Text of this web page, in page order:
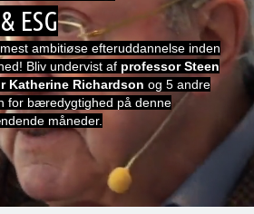
ESG
ambitiøse efteruddannelse inden
Bliv undervist af professor Steen
Katherine Richardson og 5 andre
for bæredygtighed på denne
måneder.